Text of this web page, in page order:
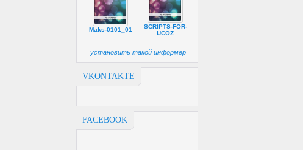
Maks-0101_01
SCRIPTS-FOR-
UCOZ
установить такой информер
VKONTAKTE
FACEBOOK